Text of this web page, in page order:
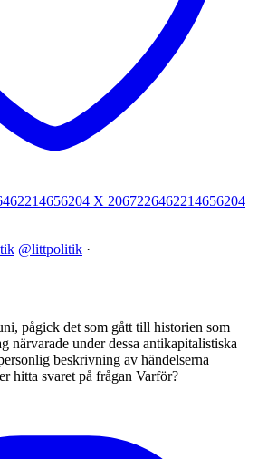
X 2067226462214656204
@littpolitik ·
pågick det som gått till historien som
närvarade under dessa antikapitalistiska
beskrivning av händelserna
hitta svaret på frågan Varför?